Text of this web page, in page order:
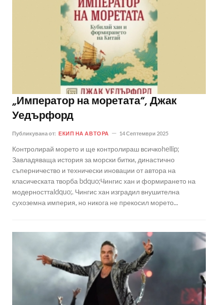
„Император на моретата“, Джак
Уедърфорд
Публикувана от: ЕКИП НА АВТОРА 14 Септември 2025
Контролирай морето и ще контролираш всичкоhellip;
Завладяваща история за морски битки, династично
съперничество и технически иновации от автора на
класическата творба bdquo;Чингис хан и формирането на
модерносттаldquo;. Чингис хан изградил внушителна
сухоземна империя, но никога не прекосил морето...